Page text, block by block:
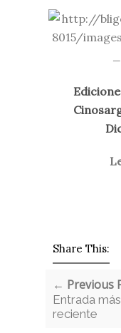
Share This:
← Previous
Entrada más
reciente